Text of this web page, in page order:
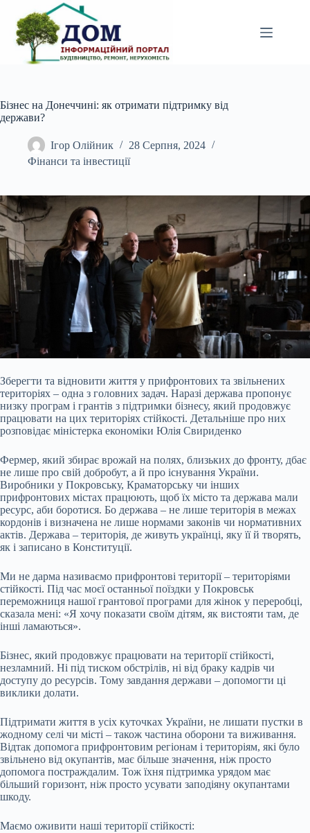
вмісту
Бізнес на Донеччині: як отримати підтримку від
держави?
Ігор Олійник
28 Серпня, 2024
Фінанси та інвестиції
Зберегти та відновити життя у прифронтових та звільнених
територіях – одна з головних задач. Наразі держава пропонує
низку програм і грантів з підтримки бізнесу, який продовжує
працювати на цих територіях стійкості. Детальніше про них
розповідає міністерка економіки Юлія Свириденко
Фермер, який збирає врожай на полях, близьких до фронту, дбає
не лише про свій добробут, а й про існування України.
Виробники у Покровську, Краматорську чи інших
прифронтових містах працюють, щоб їх місто та держава мали
ресурс, аби боротися. Бо держава – не лише територія в межах
кордонів і визначена не лише нормами законів чи нормативних
актів. Держава – територія, де живуть українці, яку її й творять,
як і записано в Конституції.
Ми не дарма називаємо прифронтові території – територіями
стійкості. Під час моєї останньої поїздки у Покровськ
переможниця нашої грантової програми для жінок у переробці,
сказала мені: «Я хочу показати своїм дітям, як вистояти там, де
інші ламаються».
Бізнес, який продовжує працювати на території стійкості,
незламний. Ні під тиском обстрілів, ні від браку кадрів чи
доступу до ресурсів. Тому завдання держави – допомогти ці
виклики долати.
Підтримати життя в усіх куточках України, не лишати пустки в
жодному селі чи місті – також частина оборони та виживання.
Відтак допомога прифронтовим регіонам і територіям, які було
звільнено від окупантів, має більше значення, ніж просто
допомога постраждалим. Тож їхня підтримка урядом має
більший горизонт, ніж просто усувати заподіяну окупантами
шкоду.
Маємо оживити наші території стійкості: